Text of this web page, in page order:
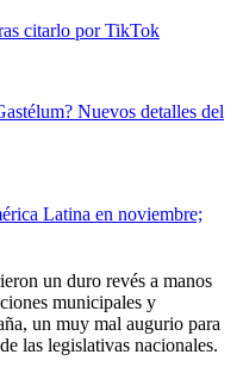
citarlo por TikTok
Nuevos detalles del
Latina en noviembre;
un duro revés a manos
municipales y
un muy mal augurio para
las legislativas nacionales.